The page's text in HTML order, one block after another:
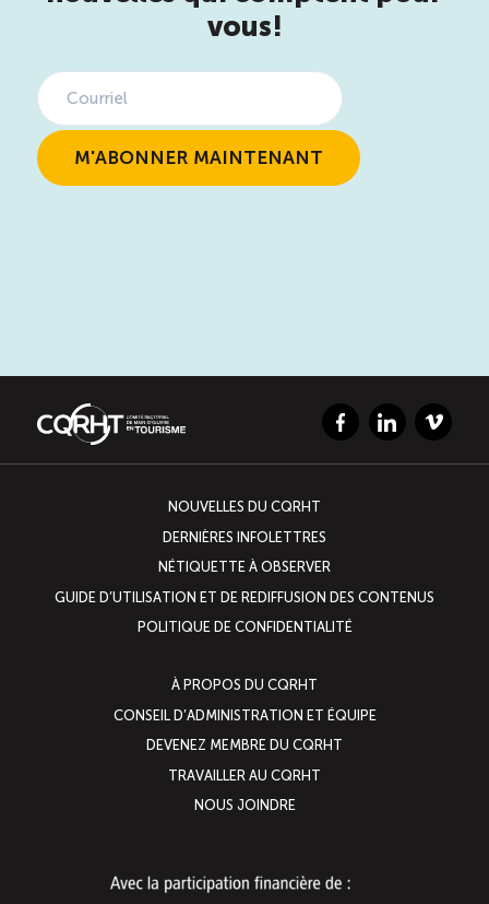
vous!
FacebookLinkedInVimeo
NOUVELLES DU CQRHT
DERNIÈRES INFOLETTRES
NÉTIQUETTE À OBSERVER
GUIDE D’UTILISATION ET DE REDIFFUSION DES CONTENUS
POLITIQUE DE CONFIDENTIALITÉ
À PROPOS DU CQRHT
CONSEIL D’ADMINISTRATION ET ÉQUIPE
DEVENEZ MEMBRE DU CQRHT
TRAVAILLER AU CQRHT
NOUS JOINDRE